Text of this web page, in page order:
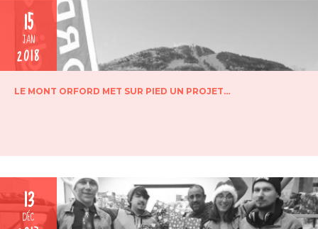
15
JAN
2018
LE MONT ORFORD MET SUR PIED UN PROJET…
13
DÉC